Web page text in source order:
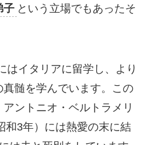
子 という立場でもあったそ
はイタリアに留学し、より
髄を学んでいます。この
ントニオ・ベルトラメリ
和3年）には熱愛の末に結